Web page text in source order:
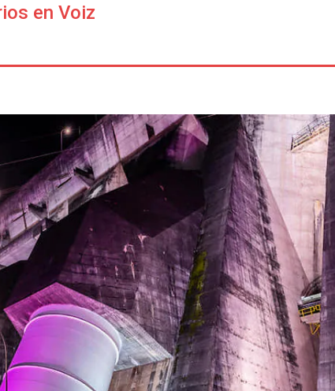
en Voiz